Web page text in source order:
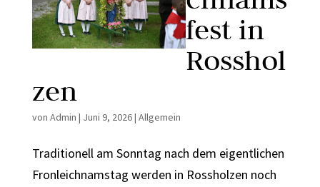
fest in
Rosshol
zen
von Admin | Juni 9, 2026| Allgemein
Traditionell am Sonntag nach dem eigentlichen
Fronleichnamstag werden in Rossholzen noch